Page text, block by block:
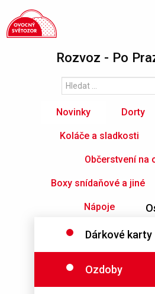
Rozvoz - Po
Novinky Dorty
Koláče a sladkosti
Občerstvení na
Boxy snídaňové a jiné
Nápoje
Dárkové karty
Ozdoby